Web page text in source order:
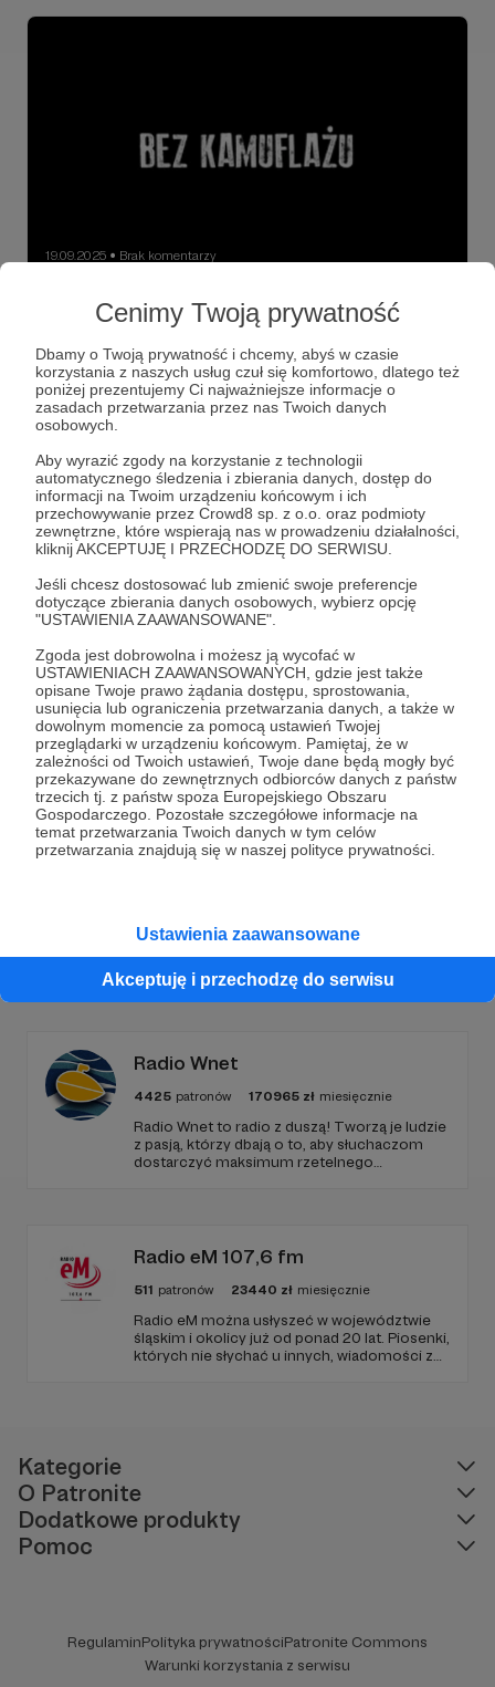
Cenimy Twoją prywatność
Dbamy o Twoją prywatność i chcemy, abyś w czasie
korzystania z naszych usług czuł się komfortowo, dlatego też
poniżej prezentujemy Ci najważniejsze informacje o
zasadach przetwarzania przez nas Twoich danych
osobowych.
Aby wyrazić zgody na korzystanie z technologii
automatycznego śledzenia i zbierania danych, dostęp do
informacji na Twoim urządzeniu końcowym i ich
przechowywanie przez Crowd8 sp. z o.o. oraz podmioty
zewnętrzne, które wspierają nas w prowadzeniu działalności,
kliknij AKCEPTUJĘ I PRZECHODZĘ DO SERWISU.
Jeśli chcesz dostosować lub zmienić swoje preferencje
dotyczące zbierania danych osobowych, wybierz opcję
"USTAWIENIA ZAAWANSOWANE".
Zgoda jest dobrowolna i możesz ją wycofać w
USTAWIENIACH ZAAWANSOWANYCH, gdzie jest także
opisane Twoje prawo żądania dostępu, sprostowania,
usunięcia lub ograniczenia przetwarzania danych, a także w
dowolnym momencie za pomocą ustawień Twojej
przeglądarki w urządzeniu końcowym. Pamiętaj, że w
zależności od Twoich ustawień, Twoje dane będą mogły być
przekazywane do zewnętrznych odbiorców danych z państw
trzecich tj. z państw spoza Europejskiego Obszaru
Gospodarczego. Pozostałe szczegółowe informacje na
temat przetwarzania Twoich danych w tym celów
przetwarzania znajdują się w naszej polityce prywatności.
Ustawienia zaawansowane
Akceptuję i przechodzę do serwisu
19.09.2025 ● Brak komentarzy
Biadolenie
Rosyjskie samoloty wojskowe naruszyły estońską
przestrzeń powietrzną. Chodzi o trzy ciężkie myśliwce
MiG-31. Informację na ten temat podał szef MSZ Estonii,
potwierdzają ją również źródła NATO-wskie.
F-35 MiG-31 Tallin +5
Dołącz do grona Patronów!
Wesprzyj działalność AutoraMarcin Ogdowski
już
teraz!
Zostań Patronem
Promowani autorzy
Radio Wnet
4425 patronów 170965 zł miesięcznie
Radio Wnet to radio z duszą! Tworzą je ludzie
z pasją, którzy dbają o to, aby słuchaczom
dostarczyć maksimum rzetelnego
Radio eM 107,6 fm
511 patronów 23440 zł miesięcznie
Radio eM można usłyszeć w województwie
śląskim i okolicy już od ponad 20 lat. Piosenki,
których nie słychać u innych, wiadomości z
Kategorie
O Patronite
Dodatkowe produkty
Pomoc
RegulaminPolityka prywatnościPatronite Commons
Warunki korzystania z serwisu